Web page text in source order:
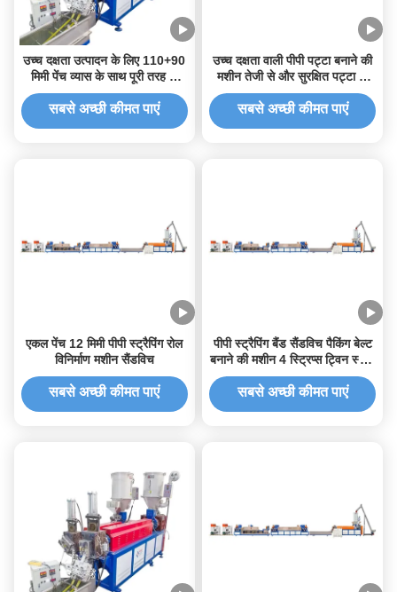
उच्च दक्षता उत्पादन के लिए 110+90
मिमी पेंच व्यास के साथ पूरी तरह से
स्वचालित सह घूर्णन समानांतर जुड़वां
पेंच पीपी स्ट्रैपिंग मशीन
सबसे अच्छी कीमत पाएं
उच्च दक्षता वाली पीपी पट्टा बनाने की
मशीन तेजी से और सुरक्षित पट्टा के
लिए
सबसे अच्छी कीमत पाएं
एकल पेंच 12 मिमी पीपी स्ट्रैपिंग रोल
विनिर्माण मशीन सैंडविच
सबसे अच्छी कीमत पाएं
पीपी स्ट्रैपिंग बैंड सैंडविच पैकिंग बेल्ट
बनाने की मशीन 4 स्ट्रिप्स ट्विन स्क्रू
एक्सट्रूडर
सबसे अच्छी कीमत पाएं